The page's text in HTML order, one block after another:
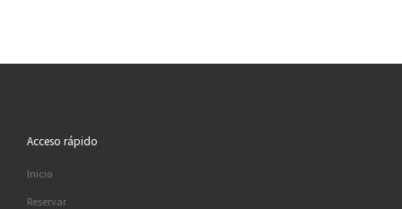
Acceso rápido
Inicio
Reservar